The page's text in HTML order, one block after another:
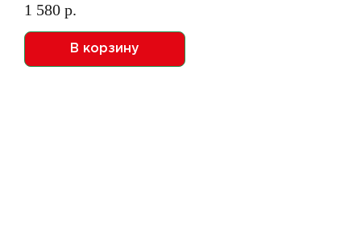
1 580 р.
В корзину